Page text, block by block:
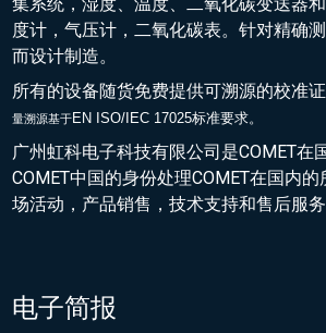
度计，气压计，二氧化碳表。针对精确
而设计制造。
所有的设备随货免费提供可溯源的校准
量溯源基于EN ISO/IEC 17025标准要求。
广州虹科电子科技有限公司是COMET在
COMET中国的身份处理COMET在国内
场活动，产品销售，技术支持和售后服务
电子简报